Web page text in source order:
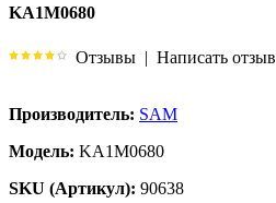
KA1M0680
Отзывы | Написать отзыв
Производитель: SAM
Модель: KA1M0680
SKU (Артикул): 90638